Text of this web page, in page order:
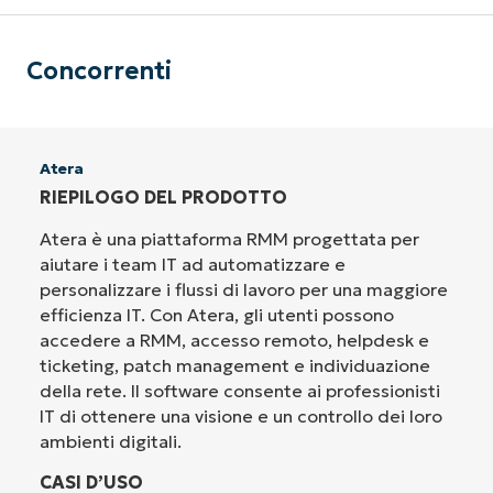
Concorrenti
Atera
RIEPILOGO DEL PRODOTTO
Atera è una piattaforma RMM progettata per
aiutare i team IT ad automatizzare e
personalizzare i flussi di lavoro per una maggiore
efficienza IT. Con Atera, gli utenti possono
accedere a RMM, accesso remoto, helpdesk e
ticketing, patch management e individuazione
della rete. Il software consente ai professionisti
IT di ottenere una visione e un controllo dei loro
ambienti digitali.
CASI D’USO